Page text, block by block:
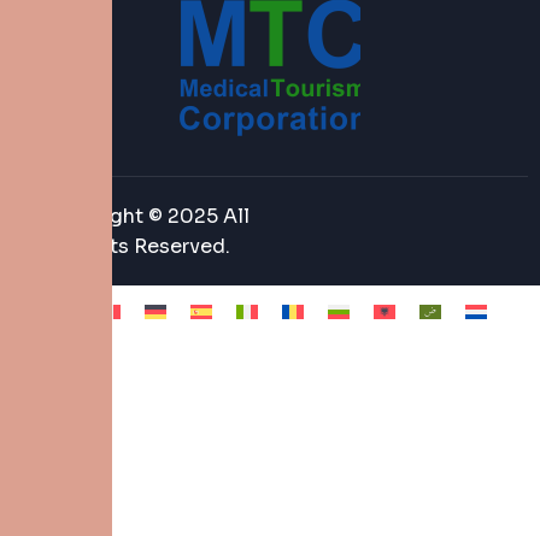
Copyright © 2025 All
Rights Reserved.